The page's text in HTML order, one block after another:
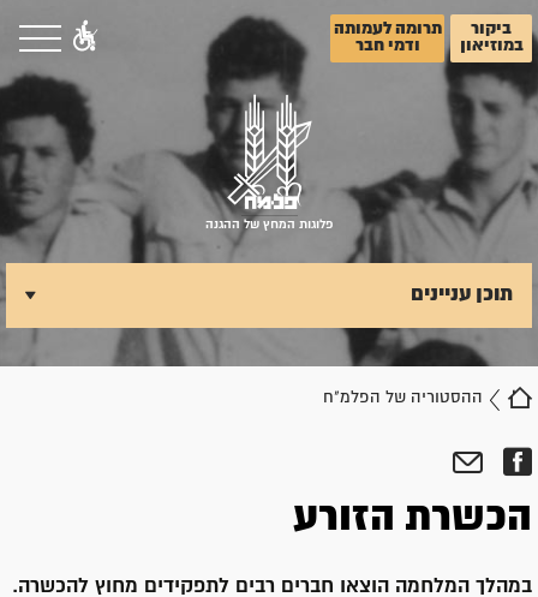
ביקור
במוזיאון
תרומה לעמותה
ודמי חבר
פלוגות המחץ של ההגנה
ההסטוריה של הפלמ"ח
תוכן עניינים
הכשרת הזורע
במהלך המלחמה הוצאו חברים רבים לתפקידים מחוץ להכשרה.